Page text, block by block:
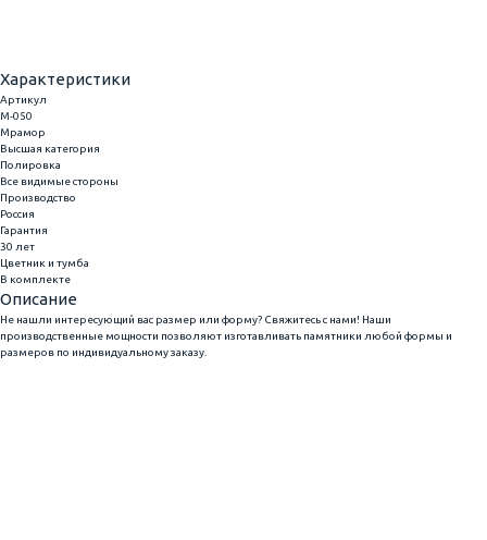
Характеристики
Артикул
M-050
Мрамор
Высшая категория
Полировка
Все видимые стороны
Производство
Россия
Гарантия
30 лет
Цветник и тумба
В комплекте
Описание
Не нашли интересующий вас размер или форму? Свяжитесь с нами! Наши
производственные мощности позволяют изготавливать памятники любой формы и
размеров по индивидуальному заказу.